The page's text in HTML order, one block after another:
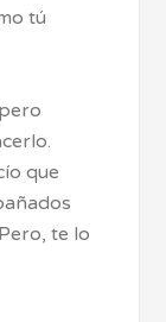
tú
que
te lo